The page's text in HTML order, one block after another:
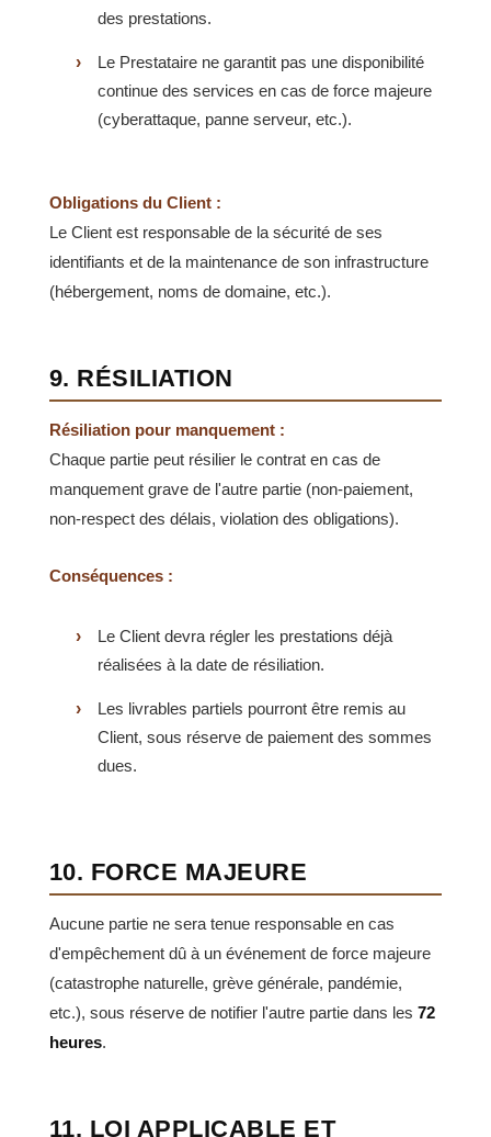
des prestations.
Le Prestataire ne garantit pas une disponibilité
continue des services en cas de force majeure
(cyberattaque, panne serveur, etc.).
Obligations du Client :
Le Client est responsable de la sécurité de ses
identifiants et de la maintenance de son infrastructure
(hébergement, noms de domaine, etc.).
9. RÉSILIATION
Résiliation pour manquement :
Chaque partie peut résilier le contrat en cas de
manquement grave de l'autre partie (non-paiement,
non-respect des délais, violation des obligations).
Conséquences :
Le Client devra régler les prestations déjà
réalisées à la date de résiliation.
Les livrables partiels pourront être remis au
Client, sous réserve de paiement des sommes
dues.
10. FORCE MAJEURE
Aucune partie ne sera tenue responsable en cas
d'empêchement dû à un événement de force majeure
(catastrophe naturelle, grève générale, pandémie,
etc.), sous réserve de notifier l'autre partie dans les 72
heures.
11. LOI APPLICABLE ET